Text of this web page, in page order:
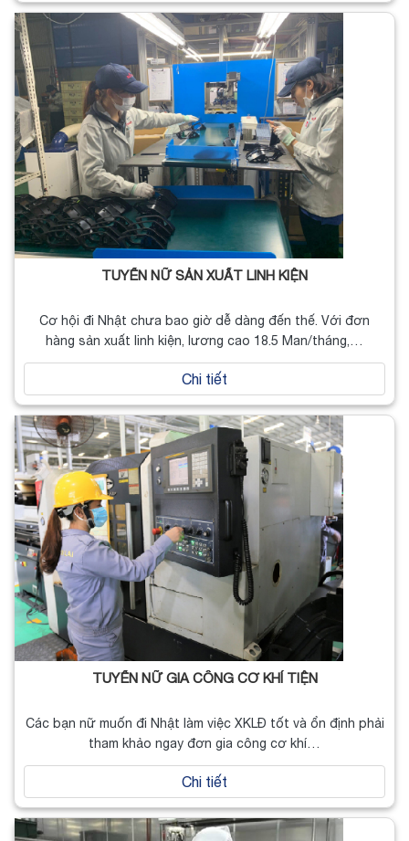
TUYỂN NỮ SẢN XUẤT LINH KIỆN
Cơ hội đi Nhật chưa bao giờ dễ dàng đến thế. Với đơn
hàng sản xuất linh kiện, lương cao 18.5 Man/tháng,…
Chi tiết
TUYỂN NỮ GIA CÔNG CƠ KHÍ TIỆN
Các bạn nữ muốn đi Nhật làm việc XKLĐ tốt và ổn định phải
tham khảo ngay đơn gia công cơ khí…
Chi tiết